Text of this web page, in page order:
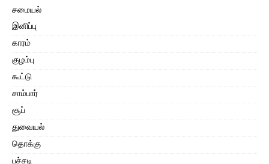
சமையல்
இனிப்பு
காரம்
குழம்பு
கூட்டு
சாம்பார்
சூப்
துவையல்
தொக்கு
பச்சடி